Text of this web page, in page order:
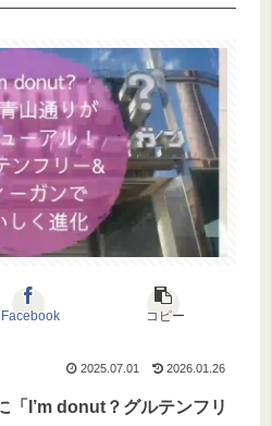
Facebook コピー
2025.07.01 2026.01.26
「I’m donut？グルテンフリ